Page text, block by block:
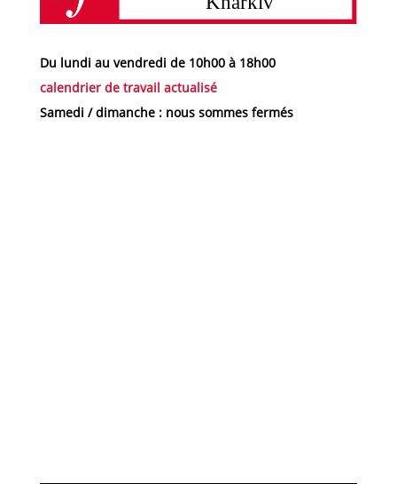
Du lundi au vendredi de 10h00 à 18h00
calendrier de travail actualisé
Samedi / dimanche : nous sommes fermés